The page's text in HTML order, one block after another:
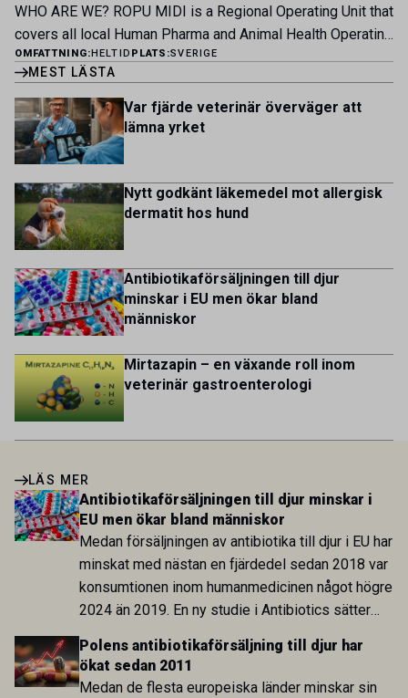
patienter […]
inom produktion, kläckeri, slakt och kvalitet. Rollen präglas
av proaktivt arbete, kunskapsdelning och kontinuerlig
utveckling, där du bidrar till att stärka svensk
WHO ARE WE? ROPU MIDI is a Regional Operating Unit that
covers all local Human Pharma and Animal Health Operating
Units across Belgium, Denmark, Norway, Finland, Greece,
Portugal, Sweden, and The Netherlands. MIDI has a
multicultural and diverse work environment. More than
1.800 employees are striving to work together to improve
lives for patients and […]
OMFATTNING: HELTID PLATS:SVERIGE
MEST LÄSTA
Var fjärde veterinär överväger att
lämna yrket
Nytt godkänt läkemedel mot allergisk
dermatit hos hund
Antibiotikaförsäljningen till djur
minskar i EU men ökar bland
människor
Mirtazapin – en växande roll inom
veterinär gastroenterologi
LÄS MER
Antibiotikaförsäljningen till djur minskar i
EU men ökar bland människor
Medan försäljningen av antibiotika till djur i EU har
minskat med nästan en fjärdedel sedan 2018 var
konsumtionen inom humanmedicinen något högre
2024 än 2019. En ny studie i Antibiotics sätter
utvecklingen inom de båda sektorerna sida vid
sida och pekar på en obalans i EU:s One Health-
arbete.
Polens antibiotikaförsäljning till djur har
ökat sedan 2011
Medan de flesta europeiska länder minskar sin